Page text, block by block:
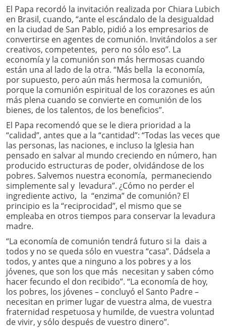
El Papa recordó la invitación realizada por Chiara Lubich
en Brasil, cuando, “ante el escándalo de la desigualdad
en la ciudad de San Pablo, pidió a los empresarios de
convertirse en agentes de comunión. Invitándolos a ser
creativos, competentes, pero no sólo eso”. La
economía y la comunión son más hermosas cuando
están una al lado de la otra. “Más bella la economía,
por supuesto, pero aún más hermosa la comunión,
porque la comunión espiritual de los corazones es aún
más plena cuando se convierte en comunión de los
bienes, de los talentos, de los beneficios”.
El Papa recomendó que se le diera prioridad a la
“calidad”, antes que a la “cantidad”: “Todas las veces que
las personas, las naciones, e incluso la Iglesia han
pensado en salvar al mundo creciendo en número, han
producido estructuras de poder, olvidándose de los
pobres. Salvemos nuestra economía, permaneciendo
simplemente sal y levadura”. ¿Cómo no perder el
ingrediente activo, la “enzima” de comunión? El
principio es la “reciprocidad”, el mismo que se
empleaba en otros tiempos para conservar la levadura
madre.
“La economía de comunión tendrá futuro si la dais a
todos y no se queda sólo en vuestra “casa”. Dádsela a
todos, y antes que a ninguno a los pobres y a los
jóvenes, que son los que más necesitan y saben cómo
hacer fecundo el don recibido”. “La economía de hoy,
los pobres, los jóvenes – concluyó el Santo Padre –
necesitan en primer lugar de vuestra alma, de vuestra
fraternidad respetuosa y humilde, de vuestra voluntad
de vivir, y sólo después de vuestro dinero”.